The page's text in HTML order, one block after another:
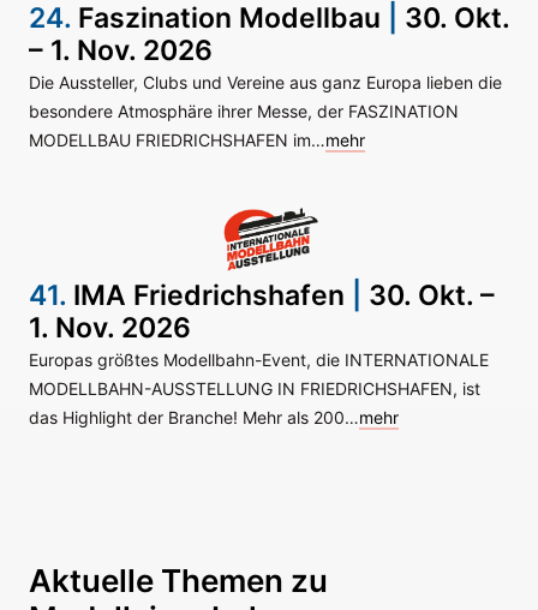
24. Faszination Modellbau
30. Okt.
– 1. Nov. 2026
Die Aussteller, Clubs und Vereine aus ganz Europa lieben die
besondere Atmosphäre ihrer Messe, der FASZINATION
MODELLBAU FRIEDRICHSHAFEN im…mehr
41. IMA Friedrichshafen
30. Okt. –
1. Nov. 2026
Europas größtes Modellbahn-Event, die INTERNATIONALE
MODELLBAHN-AUSSTELLUNG IN FRIEDRICHSHAFEN, ist
das Highlight der Branche! Mehr als 200…mehr
Aktuelle Themen zu